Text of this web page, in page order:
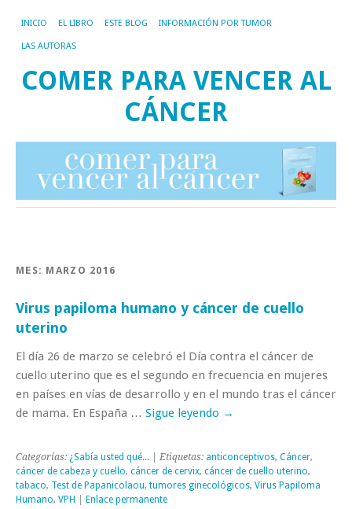
INICIO EL LIBRO ESTE BLOG INFORMACIÓN POR TUMOR
LAS AUTORAS
COMER PARA VENCER AL
CÁNCER
MES: MARZO 2016
Virus papiloma humano y cáncer de cuello
uterino
El día 26 de marzo se celebró el Día contra el cáncer de
cuello uterino que es el segundo en frecuencia en mujeres
en países en vías de desarrollo y en el mundo tras el cáncer
de mama. En España … Sigue leyendo →
Categorías: ¿Sabía usted qué... | Etiquetas: anticonceptivos, Cáncer,
cáncer de cabeza y cuello, cáncer de cervix, cáncer de cuello uterino,
tabaco, Test de Papanicolaou, tumores ginecológicos, Virus Papiloma
Humano, VPH Enlace permanente